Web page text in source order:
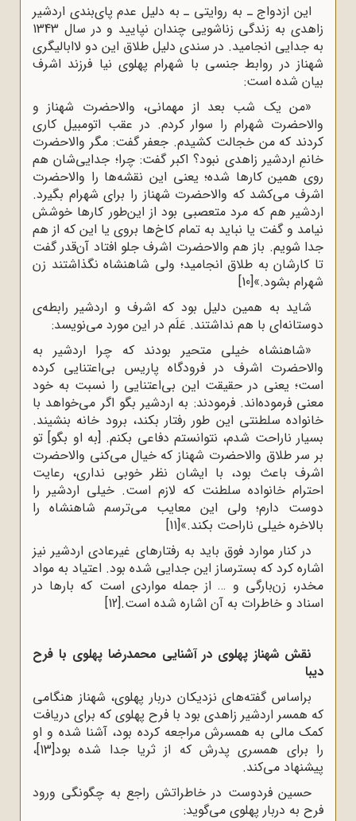
این ازدواج ـ به روایتی ـ به دلیل عدم پای‌بندی اردشیر
زاهدی به زندگی زناشویی چندان نپایید و در سال 1343
به جدایی انجامید. در سندی دلیل طلاق این دو لاابالیگری
شهناز در روابط جنسی با شهرام پهلوی نیا فرزند اشرف
بیان شده است:
«من یک شب بعد از مهمانی، والاحضرت شهناز و
والاحضرت شهرام را سوار کردم. در عقب اتومبیل کاری
کردند که من خجالت کشیدم. جعفر گفت: مگر والاحضرت
خانمِ اردشیر زاهدی نبود؟ اکبر گفت: چرا؛ جدایی‌شان هم
روی همین کارها شده؛ یعنی این نقشه‌ها را والاحضرت
اشرف می‌کشد که والاحضرت شهناز را برای شهرام بگیرد.
اردشیر هم که مرد متعصبی بود از این‌طور کارها خوشش
نیامد و گفت یا نباید به تمام کاخ‌ها بروی یا این که از هم
جدا شویم. باز هم والاحضرت اشرف جلو افتاد آن‌قدر گفت
تا کارشان به طلاق انجامید؛ ولی شاهنشاه نگذاشتند زن
شهرام بشود.»[10]
شاید به همین دلیل بود که اشرف و اردشیر رابطه‌ی
دوستانه‌ای با هم نداشتند. عَلَم در این مورد می‌نویسد:
«شاهنشاه خیلی متحیر بودند که چرا اردشیر به
والاحضرت اشرف در فرودگاه پاریس بی‌اعتنایی کرده
است؛ یعنی در حقیقت این بی‌اعتنایی را نسبت به خود
معنی فرموده‌اند. فرمودند: به اردشیر بگو اگر می‌خواهد با
خانواده سلطنتی این طور رفتار بکند، برود خانه بنشیند.
بسیار ناراحت شدم، نتوانستم دفاعی بکنم. [به او بگو] تو
بر سر طلاق والاحضرت شهناز که خیال می‌کنی والاحضرت
اشرف باعث بود، با ایشان نظر خوبی نداری، رعایت
احترام خانواده سلطنت که لازم است. خیلی اردشیر را
دوست دارم؛ ولی این معایب می‌ترسم شاهنشاه را
بالاخره خیلی ناراحت بکند.»[11]
در کنار موارد فوق باید به رفتارهای غیرعادی اردشیر نیز
اشاره کرد که بسترساز این جدایی شده بود. اعتیاد به مواد
مخدر، زن‌بارگی و … از جمله مواردی است که بارها در
اسناد و خاطرات به آن اشاره شده است.[12]
نقش شهناز پهلوی در آشنایی محمدرضا پهلوی با فرح
دیبا
براساس گفته‌های نزدیکان دربار پهلوی، شهناز هنگامی
که همسر اردشیر زاهدی بود با فرح پهلوی که برای دریافت
کمک مالی به همسرش مراجعه کرده بود، آشنا شده و او
را برای همسری پدرش که از ثریا جدا شده بود[13]،
پیشنهاد می‌کند.
حسین فردوست در خاطراتش راجع به چگونگی ورود
فرح به دربار پهلوی می‌گوید: